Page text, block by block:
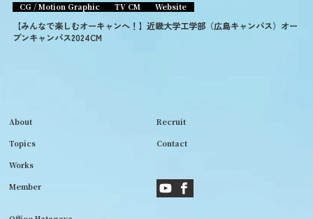
CG / Motion Graphic TV CM Website
【みんなで楽しむオーキャンへ！】近畿大学工学部（広島キャンパス）オー
プンキャンパス2024CM
About
Topics
Works
Member
Recruit
Contact